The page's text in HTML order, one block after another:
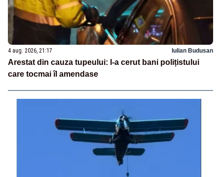
4 aug. 2026, 21:17 Iulian Budusan
Arestat din cauza tupeului: I-a cerut bani polițistului
care tocmai îl amendase